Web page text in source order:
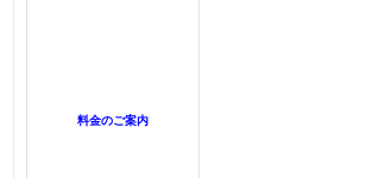
料金のご案内